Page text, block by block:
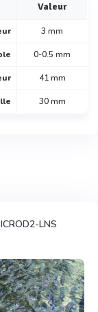
Valeur
3 mm
0-0.5 mm
41 mm
30 mm
LNS